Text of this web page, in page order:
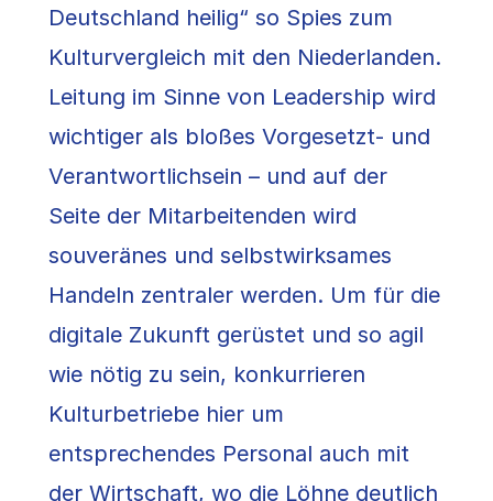
Deutschland heilig“ so Spies zum
Kulturvergleich mit den Niederlanden.
Leitung im Sinne von Leadership wird
wichtiger als bloßes Vorgesetzt- und
Verantwortlichsein – und auf der
Seite der Mitarbeitenden wird
souveränes und selbstwirksames
Handeln zentraler werden. Um für die
digitale Zukunft gerüstet und so agil
wie nötig zu sein, konkurrieren
Kulturbetriebe hier um
entsprechendes Personal auch mit
der Wirtschaft, wo die Löhne deutlich